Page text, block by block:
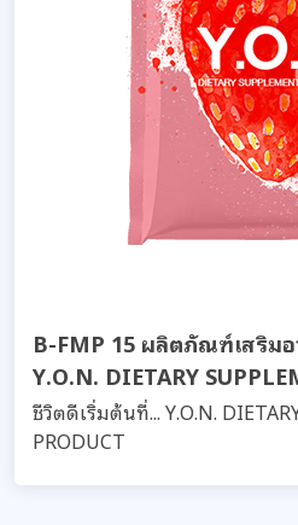
B-FMP 15 ผลิตภัณฑ์เสริมอ
Y.O.N. DIETARY
ชีวิตดีเริ่มต้นที่... Y.O.N.
PRODUCT